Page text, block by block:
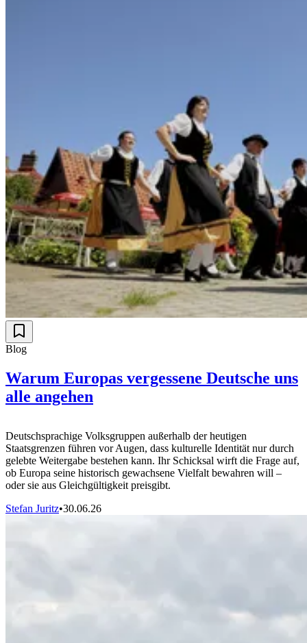
Blog
Warum Europas vergessene Deutsche uns
alle angehen
Deutschsprachige Volksgruppen außerhalb der heutigen
Staatsgrenzen führen vor Augen, dass kulturelle Identität nur durch
gelebte Weitergabe bestehen kann. Ihr Schicksal wirft die Frage auf,
ob Europa seine historisch gewachsene Vielfalt bewahren will –
oder sie aus Gleichgültigkeit preisgibt.
Stefan Juritz•30.06.26